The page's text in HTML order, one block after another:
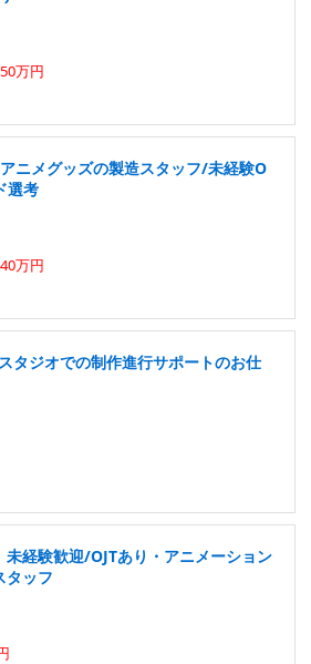
万円
ニメグッズの製造スタッフ/未経験O
選考
万円
タジオでの制作進行サポートのお仕
未経験歓迎/OJTあり・アニメーション
タッフ